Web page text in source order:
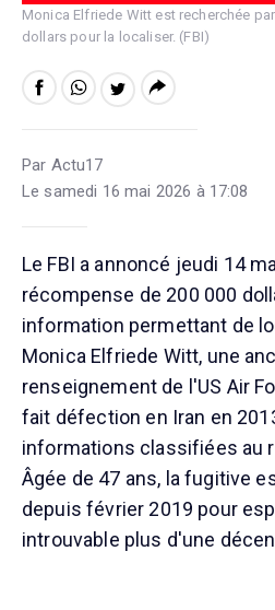
Monica Elfriede Witt est recherchée
dollars pour la localiser. (FBI)
Par Actu17
Le samedi 16 mai 2026 à 17:08
Le FBI a annoncé jeudi 14
récompense de 200 000
information permettant de
Monica Elfriede Witt, une
renseignement de l'US Air
fait défection en Iran en
informations classifiées au
Âgée de 47 ans, la fugitive
depuis février 2019 pour
introuvable plus d'une